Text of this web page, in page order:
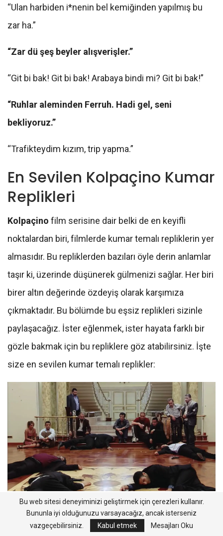
“Ulan harbiden i*nenin bel kemiğinden yapılmış bu
zar ha.”
“Zar dü şeş beyler alışverişler.”
“Git bi bak! Git bi bak! Arabaya bindi mi? Git bi bak!”
“Ruhlar aleminden Ferruh. Hadi gel, seni
bekliyoruz.”
“Trafikteydim kızım, trip yapma.”
En Sevilen Kolpaçino Kumar
Replikleri
Kolpaçino film serisine dair belki de en keyifli
noktalardan biri, filmlerde kumar temalı repliklerin yer
almasıdır. Bu repliklerden bazıları öyle derin anlamlar
taşır ki, üzerinde düşünerek gülmenizi sağlar. Her biri
birer altın değerinde özdeyiş olarak karşımıza
çıkmaktadır. Bu bölümde bu eşsiz replikleri sizinle
paylaşacağız. İster eğlenmek, ister hayata farklı bir
gözle bakmak için bu repliklere göz atabilirsiniz. İşte
size en sevilen kumar temalı replikler:
-Ekrem abi, iki zara 100 bin verdik. 5 dakika daha
oyna, zardan düşelim.
Bu web sitesi deneyiminizi geliştirmek için çerezleri kullanır.
Bununla iyi olduğunuzu varsayacağız, ancak isterseniz
vazgeçebilirsiniz.
Kabul etmek Mesajları Oku